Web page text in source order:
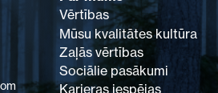
Vērtības
Mūsu kvalitātes kultūra
Zaļās vērtības
Sociālie pasākumi
Karjeras iespējas